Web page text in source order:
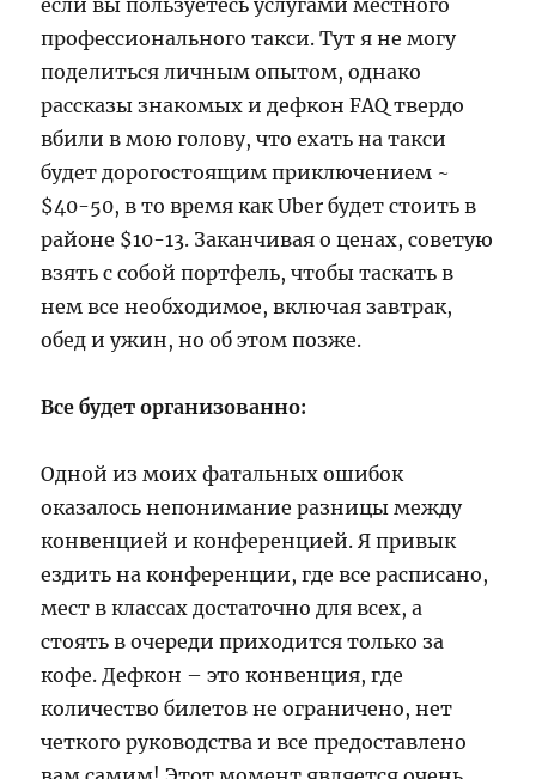
если вы пользуетесь услугами местного
профессионального такси. Тут я не могу
поделиться личным опытом, однако
рассказы знакомых и дефкон FAQ твердо
вбили в мою голову, что ехать на такси
будет дорогостоящим приключением ~
$40-50, в то время как Uber будет стоить в
районе $10-13. Заканчивая о ценах, советую
взять с собой портфель, чтобы таскать в
нем все необходимое, включая завтрак,
обед и ужин, но об этом позже.
Все будет организованно:
Одной из моих фатальных ошибок
оказалось непонимание разницы между
конвенцией и конференцией. Я привык
ездить на конференции, где все расписано,
мест в классах достаточно для всех, а
стоять в очереди приходится только за
кофе. Дефкон – это конвенция, где
количество билетов не ограничено, нет
четкого руководства и все предоставлено